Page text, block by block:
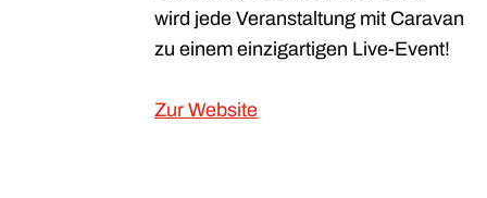
wird jede Veranstaltung mit Caravan
zu einem einzigartigen Live-Event!
Zur Website